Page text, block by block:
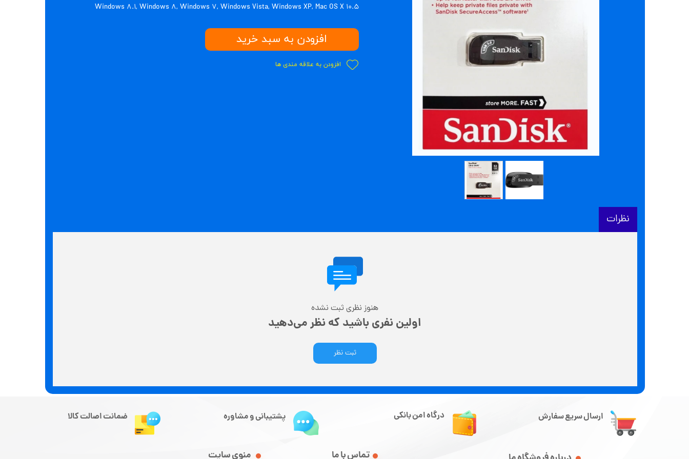
Windows ۸.۱, Windows ۸, Windows ۷, Windows Vista, Windows XP, Mac OS X ۱۰.۵
افزودن به سبد خرید
افزودن به علاقه مندی ها
نظرات
هنوز نظری ثبت نشده
اولین نفری باشید که نظر می‌دهید
ثبت نظر
ارسال سریع سفارش
منوی سایت تماس با ما
درگاه امن بانکی پشتیبانی و مشاوره ضمانت اصالت کالا